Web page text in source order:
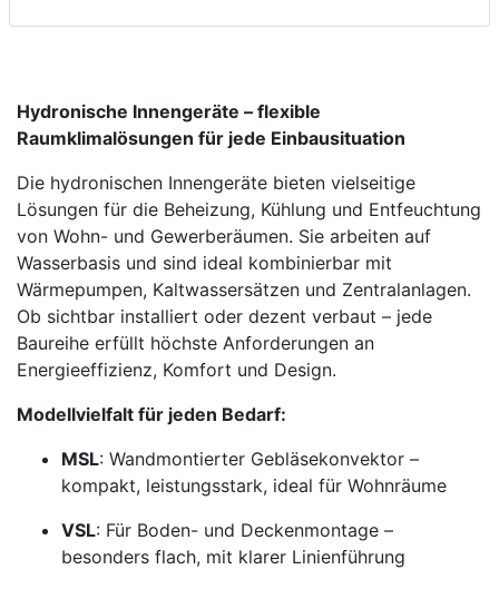
Hydronische Innengeräte – flexible
Raumklimalösungen für jede Einbausituation
Die hydronischen Innengeräte bieten vielseitige
Lösungen für die Beheizung, Kühlung und Entfeuchtung
von Wohn- und Gewerberäumen. Sie arbeiten auf
Wasserbasis und sind ideal kombinierbar mit
Wärmepumpen, Kaltwassersätzen und Zentralanlagen.
Ob sichtbar installiert oder dezent verbaut – jede
Baureihe erfüllt höchste Anforderungen an
Energieeffizienz, Komfort und Design.
Modellvielfalt für jeden Bedarf:
MSL: Wandmontierter Gebläsekonvektor –
kompakt, leistungsstark, ideal für Wohnräume
VSL: Für Boden- und Deckenmontage –
besonders flach, mit klarer Linienführung